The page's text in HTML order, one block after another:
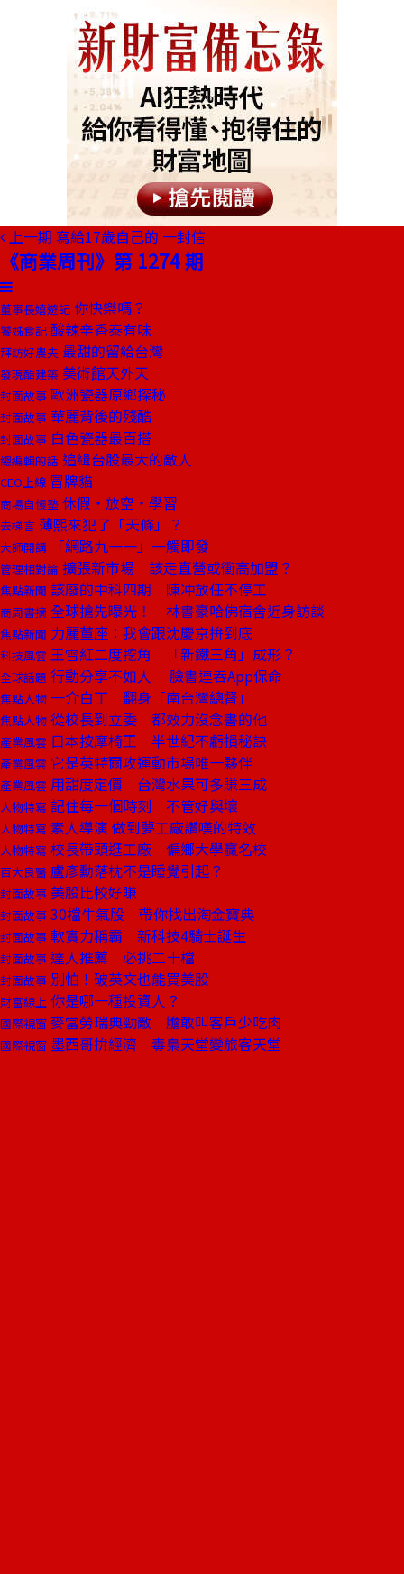
上一期 寫給17歲自己的 一封信
《商業周刊》第 1274 期
董事長嬉遊記 你快樂嗎？
饕姊食記 酸辣辛香泰有味
拜訪好農夫 最甜的留給台灣
發現酷建築 美術館天外天
封面故事 歐洲瓷器原鄉探秘
封面故事 華麗背後的殘酷
封面故事 白色瓷器最百搭
總編輯的話 追緝台股最大的敵人
CEO上線 冒牌貓
商場自慢塾 休假‧放空‧學習
去梯言 薄熙來犯了「天條」？
大師開講 「網路九一一」一觸即發
管理相對論 擴張新市場 該走直營或衝高加盟？
焦點新聞 該廢的中科四期 陳冲放任不停工
商周書摘 全球搶先曝光！ 林書豪哈佛宿舍近身訪談
焦點新聞 力麗董座：我會跟沈慶京拚到底
科技風雲 王雪紅二度挖角 「新鐵三角」成形？
全球話題 行動分享不如人 臉書連吞App保命
焦點人物 一介白丁 翻身「南台灣總督」
焦點人物 從校長到立委 都效力沒念書的他
產業風雲 日本按摩椅王 半世紀不虧損秘訣
產業風雲 它是英特爾攻運動市場唯一夥伴
產業風雲 用甜度定價 台灣水果可多賺三成
人物特寫 記住每一個時刻 不管好與壞
人物特寫 素人導演 做到夢工廠讚嘆的特效
人物特寫 校長帶頭逛工廠 偏鄉大學贏名校
百大良醫 盧彥勳落枕不是睡覺引起？
封面故事 美股比較好賺
封面故事 30檔牛氣股 帶你找出淘金寶典
封面故事 軟實力稱霸 新科技4騎士誕生
封面故事 達人推薦 必挑二十檔
封面故事 別怕！破英文也能買美股
財富線上 你是哪一種投資人？
國際視窗 麥當勞瑞典勁敵 膽敢叫客戶少吃肉
國際視窗 墨西哥拚經濟 毒梟天堂變旅客天堂